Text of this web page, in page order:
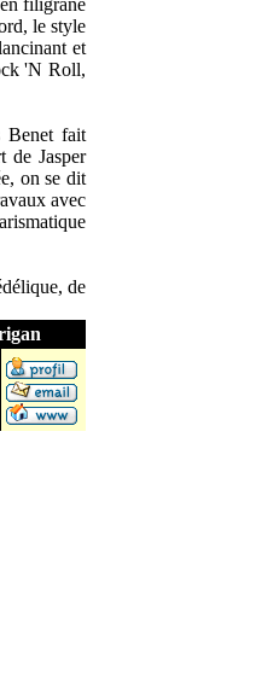
filigrane
le style
et
'N Roll,
Benet fait
de Jasper
on se dit
avec
de